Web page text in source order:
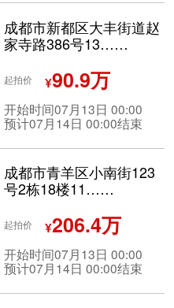
成都市新都区大丰街道赵
家寺路386号13……
起拍价 ¥90.9万
开始时间07月13日 00:00
预计07月14日 00:00结束
成都市青羊区小南街123
号2栋18楼11……
起拍价 ¥206.4万
开始时间07月13日 00:00
预计07月14日 00:00结束